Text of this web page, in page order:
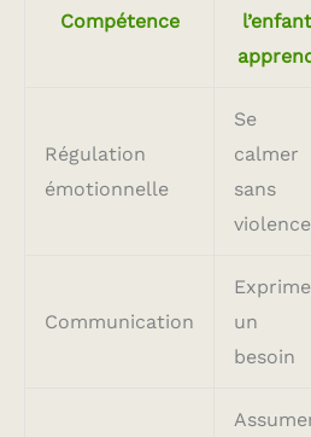
Compétence
l’enfant
Régulation
émotionnelle
Se
calmer
sans
violence
Communication
un
besoin